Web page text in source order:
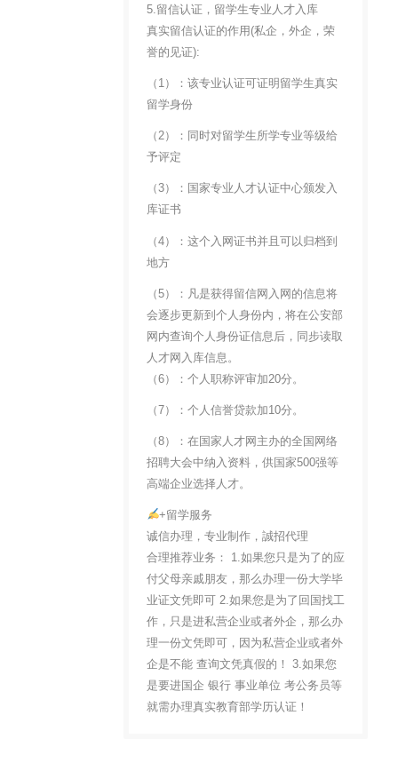
5.留信认证，留学生专业人才入库
真实留信认证的作用(私企，外企，荣
誉的见证):
（1）：该专业认证可证明留学生真实
留学身份
（2）：同时对留学生所学专业等级给
予评定
（3）：国家专业人才认证中心颁发入
库证书
（4）：这个入网证书并且可以归档到
地方
（5）：凡是获得留信网入网的信息将
会逐步更新到个人身份内，将在公安部
网内查询个人身份证信息后，同步读取
人才网入库信息。
（6）：个人职称评审加20分。
（7）：个人信誉贷款加10分。
（8）：在国家人才网主办的全国网络
招聘大会中纳入资料，供国家500强等
高端企业选择人才。
+留学服务
诚信办理，专业制作，誠招代理
合理推荐业务： 1.如果您只是为了的应
付父母亲戚朋友，那么办理一份大学毕
业证文凭即可 2.如果您是为了回国找工
作，只是进私营企业或者外企，那么办
理一份文凭即可，因为私营企业或者外
企是不能 查询文凭真假的！ 3.如果您
是要进国企 银行 事业单位 考公务员等
就需办理真实教育部学历认证！